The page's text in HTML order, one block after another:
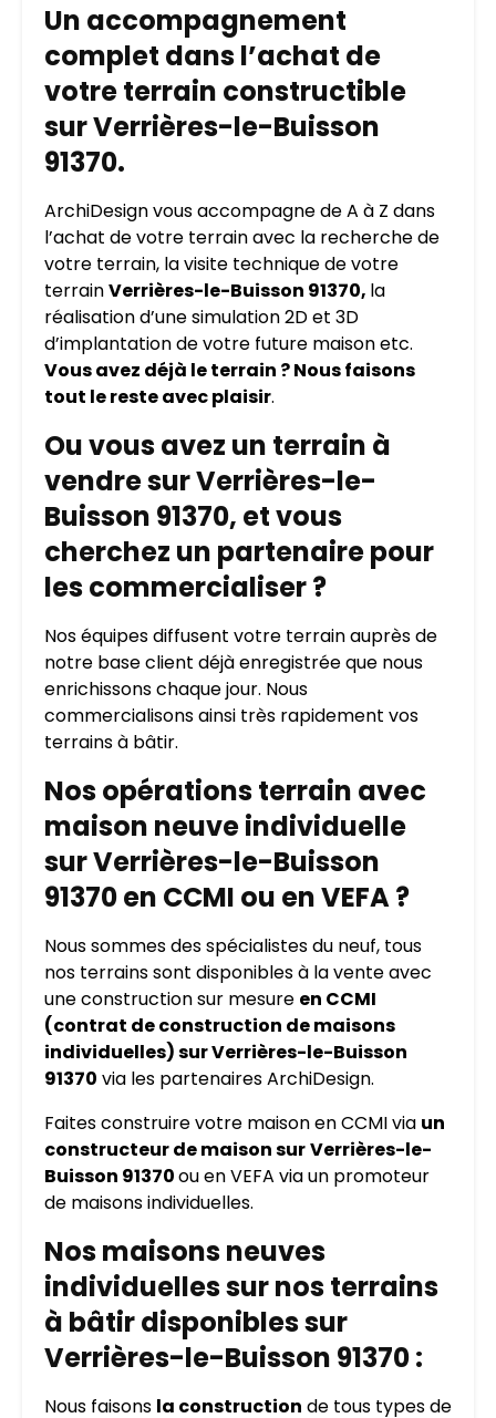
Un accompagnement
complet dans l’achat de
votre terrain constructible
sur Verrières-le-Buisson
91370.
ArchiDesign vous accompagne de A à Z dans
l’achat de votre terrain avec la recherche de
votre terrain, la visite technique de votre
terrainVerrières-le-Buisson 91370, la
réalisation d’une simulation 2D et 3D
d’implantation de votre future maison etc.
Vous avez déjà le terrain ? Nous faisons
tout le reste avec plaisir.
Ou vous avez un terrain à
vendre sur Verrières-le-
Buisson 91370, et vous
cherchez un partenaire pour
les commercialiser ?
Nos équipes diffusent votre terrain auprès de
notre base client déjà enregistrée que nous
enrichissons chaque jour. Nous
commercialisons ainsi très rapidement vos
terrains à bâtir.
Nos opérations terrain avec
maison neuve individuelle
sur Verrières-le-Buisson
91370 en CCMI ou en VEFA ?
Nous sommes des spécialistes du neuf, tous
nos terrains sont disponibles à la vente avec
une construction sur mesure en CCMI
(contrat de construction de maisons
individuelles) sur Verrières-le-Buisson
91370 via les partenaires ArchiDesign.
Faites construire votre maison en CCMI via un
constructeur de maison surVerrières-le-
Buisson 91370ou en VEFA via un promoteur
de maisons individuelles.
Nos maisons neuves
individuelles sur nos terrains
à bâtir disponibles sur
Verrières-le-Buisson 91370 :
Nous faisons la construction de tous types de